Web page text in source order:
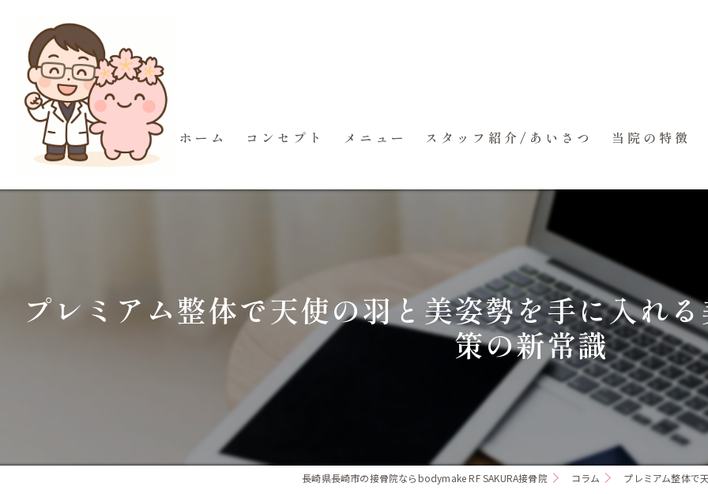
ホーム コンセプト メニュー スタッフ紹介/あいさつ 当院の特徴
痩身／ダイエット
肩こり・腰痛
産後のお悩み/不
交通事故
プレミアム整体で天使の羽と美姿勢を手に入れ
策の新常識
長崎県長崎市の接骨院ならbodymake RF SAKURA接骨院 コラム プレミアム整体で